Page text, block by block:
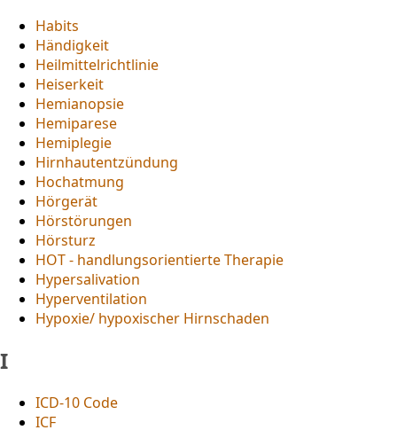
Habits
Händigkeit
Heilmittelrichtlinie
Heiserkeit
Hemianopsie
Hemiparese
Hemiplegie
Hirnhautentzündung
Hochatmung
Hörgerät
Hörstörungen
Hörsturz
HOT - handlungsorientierte Therapie
Hypersalivation
Hyperventilation
Hypoxie/ hypoxischer Hirnschaden
I
ICD-10 Code
ICF